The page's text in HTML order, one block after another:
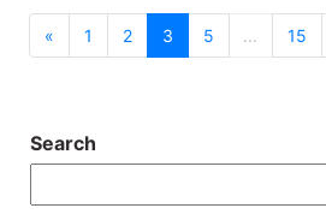
«previous
1 2 3 5 ... 15
Search